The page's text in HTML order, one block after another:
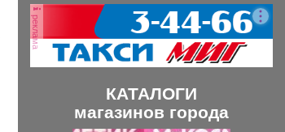
29,31,33,35,28/1,28/2,28,30,...
реклама
КАТАЛОГИ
магазинов города